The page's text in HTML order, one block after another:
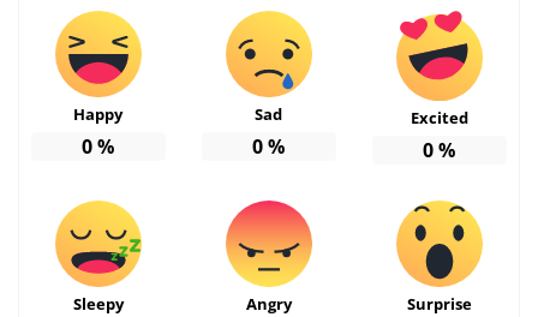
Happy
0%
Sad
0%
Excited
0%
Sleepy Angry Surprise